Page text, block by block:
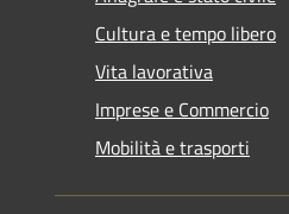
Cultura e tempo libero
Vita lavorativa
Imprese e Commercio
Mobilità e trasporti